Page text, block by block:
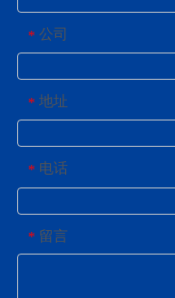
* 公司
* 地址
* 电话
* 留言